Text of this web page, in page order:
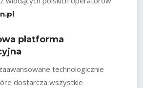
.
platforma
technologicznie
dostarcza wszystkie